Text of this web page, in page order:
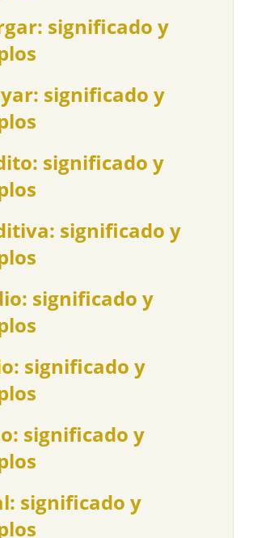
significado y
significado y
significado y
significado y
significado y
significado y
significado y
significado y